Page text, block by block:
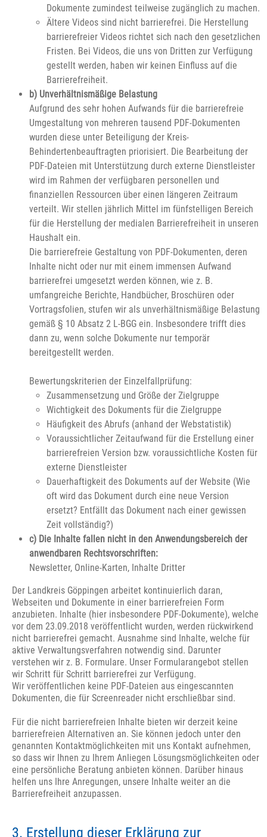
Dokumente zumindest teilweise zugänglich zu machen.
Ältere Videos sind nicht barrierefrei. Die Herstellung
barrierefreier Videos richtet sich nach den gesetzlichen
Fristen. Bei Videos, die uns von Dritten zur Verfügung
gestellt werden, haben wir keinen Einfluss auf die
Barrierefreiheit.
b) Unverhältnismäßige Belastung
Aufgrund des sehr hohen Aufwands für die barrierefreie
Umgestaltung von mehreren tausend PDF-Dokumenten
wurden diese unter Beteiligung der Kreis-
Behindertenbeauftragten priorisiert. Die Bearbeitung der
PDF-Dateien mit Unterstützung durch externe Dienstleister
wird im Rahmen der verfügbaren personellen und
finanziellen Ressourcen über einen längeren Zeitraum
verteilt. Wir stellen jährlich Mittel im fünfstelligen Bereich
für die Herstellung der medialen Barrierefreiheit in unseren
Haushalt ein.
Die barrierefreie Gestaltung von PDF-Dokumenten, deren
Inhalte nicht oder nur mit einem immensen Aufwand
barrierefrei umgesetzt werden können, wie z. B.
umfangreiche Berichte, Handbücher, Broschüren oder
Vortragsfolien, stufen wir als unverhältnismäßige Belastung
gemäß § 10 Absatz 2 L-BGG ein. Insbesondere trifft dies
dann zu, wenn solche Dokumente nur temporär
bereitgestellt werden.
Bewertungskriterien der Einzelfallprüfung:
Zusammensetzung und Größe der Zielgruppe
Wichtigkeit des Dokuments für die Zielgruppe
Häufigkeit des Abrufs (anhand der Webstatistik)
Voraussichtlicher Zeitaufwand für die Erstellung einer
barrierefreien Version bzw. voraussichtliche Kosten für
externe Dienstleister
Dauerhaftigkeit des Dokuments auf der Website (Wie
oft wird das Dokument durch eine neue Version
ersetzt? Entfällt das Dokument nach einer gewissen
Zeit vollständig?)
c) Die Inhalte fallen nicht in den Anwendungsbereich der
anwendbaren Rechtsvorschriften:
Newsletter, Online-Karten, Inhalte Dritter
Der Landkreis Göppingen arbeitet kontinuierlich daran,
Webseiten und Dokumente in einer barrierefreien Form
anzubieten. Inhalte (hier insbesondere PDF-Dokumente), welche
vor dem 23.09.2018 veröffentlicht wurden, werden rückwirkend
nicht barrierefrei gemacht. Ausnahme sind Inhalte, welche für
aktive Verwaltungsverfahren notwendig sind. Darunter
verstehen wir z. B. Formulare. Unser Formularangebot stellen
wir Schritt für Schritt barrierefrei zur Verfügung.
Wir veröffentlichen keine PDF-Dateien aus eingescannten
Dokumenten, die für Screenreader nicht erschließbar sind.
Für die nicht barrierefreien Inhalte bieten wir derzeit keine
barrierefreien Alternativen an. Sie können jedoch unter den
genannten Kontaktmöglichkeiten mit uns Kontakt aufnehmen,
so dass wir Ihnen zu Ihrem Anliegen Lösungsmöglichkeiten oder
eine persönliche Beratung anbieten können. Darüber hinaus
helfen uns Ihre Anregungen, unsere Inhalte weiter an die
Barrierefreiheit anzupassen.
3. Erstellung dieser Erklärung zur